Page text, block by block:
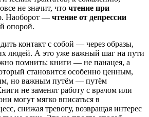
не значит, что чтение при
Наоборот — чтение от депрессии
опорой.
контакт с собой — через образы,
людей. А это уже важный шаг на пути
помнить: книги — не панацея, а
становится особенно ценным,
но важным путём — путём
не заменят работу с врачом или
могут мягко вписаться в
снижая тревогу, возвращая интерес